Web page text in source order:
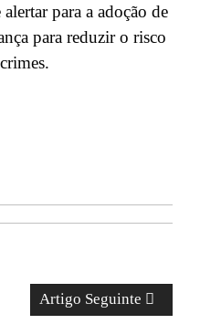
para a adoção de
para reduzir o risco
Artigo Seguinte